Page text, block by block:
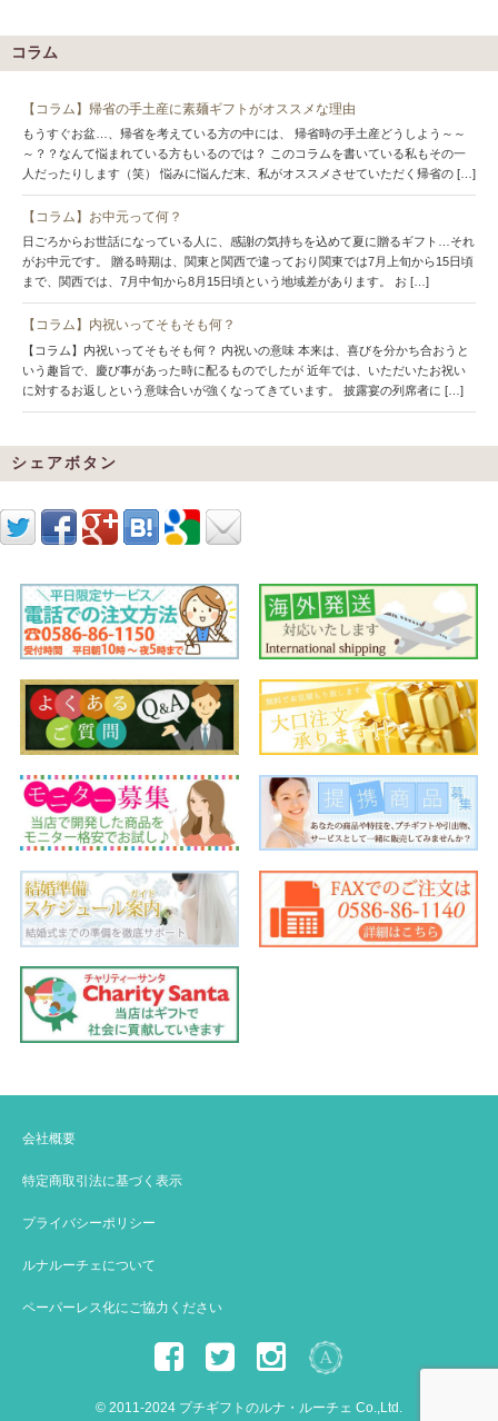
コラム
【コラム】帰省の手土産に素麺ギフトがオススメな理由
もうすぐお盆…、帰省を考えている方の中には、 帰省時の手土産どうしよう～～
～？？なんて悩まれている方もいるのでは？ このコラムを書いている私もその一
人だったりします（笑） 悩みに悩んだ末、私がオススメさせていただく帰省の […]
【コラム】お中元って何？
日ごろからお世話になっている人に、感謝の気持ちを込めて夏に贈るギフト…それ
がお中元です。 贈る時期は、関東と関西で違っており関東では7月上旬から15日頃
まで、関西では、7月中旬から8月15日頃という地域差があります。 お […]
【コラム】内祝いってそもそも何？
【コラム】内祝いってそもそも何？ 内祝いの意味 本来は、喜びを分かち合おうと
いう趣旨で、慶び事があった時に配るものでしたが 近年では、いただいたお祝い
に対するお返しという意味合いが強くなってきています。 披露宴の列席者に […]
シェアボタン
会社概要
特定商取引法に基づく表示
プライバシーポリシー
ルナルーチェについて
ペーパーレス化にご協力ください
© 2011-2024 プチギフトのルナ・ルーチェ Co.,Ltd.